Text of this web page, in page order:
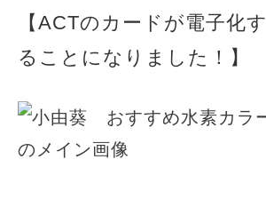
【ACTのカードが電子化す
ることになりました！】